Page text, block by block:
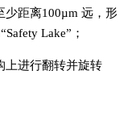
少距离100µm 远，形
Lake”；
上进行翻转并旋转